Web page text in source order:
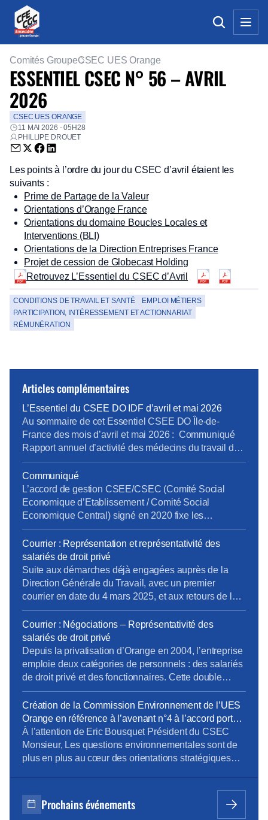
Comités GroupeCSEC UES Orange
ESSENTIEL CSEC N° 56 – AVRIL
2026
CSEC UES ORANGE
11 MAI 2026 - 05H28
PHILLIPE DROUET
Envoyer par email (nouvelle fenêtre)
Partager sur Twitter (nouvelle fenêtre)
Partager sur Facebook (nouvelle fenêtre)
Partager sur LinkedIn (nouvelle fenêtre)
Les points à l’ordre du jour du CSEC d’avril étaient les
suivants :
Prime de Partage de la Valeur
Orientations d’Orange France
Orientations du domaine Boucles Locales et
Interventions (BLI)
Orientations de la Direction Entreprises France
Projet de cession de Globecast Holding
Retrouvez L’Essentiel du CSEC d’Avril
CONDITIONS DE TRAVAIL ET SANTÉ
EMPLOI MÉTIERS
PARTICIPATION, INTÉRESSEMENT ET ACTIONNARIAT
RÉMUNÉRATION
Articles complémentaires
L’Essentiel du CSEE DO IDF d’avril et mai 2026
Au sommaire de cet Essentiel CSEE DO Île-de-
France des mois d’avril et mai 2026 : Communiqué
Rapport annuel d’activité des médecins du travail de
la DO IDF pour 2025 Bilan Plan de Développement
des Compétences 2025 pour la DO IDF Approbation
des comptes annuels du CSEE DO IDF pour 2025
Retour d’expérience sur le projet […]
Communiqué
L’accord de gestion CSEE/CSEC (Comité Social
Economique d’Etablissement / Comité Social
Economique Central) signé en 2020 fixe les
prestations, les services et leur financement entre le
CSEE et le CSEC. Chaque année, les CSEE versent
au CSEC 20,25% de leur budget pour la gestion des
activités (prestations enfance, solidarité, retraites,
gestion des comptes salarié, etc.…). Cet […]
Courrier : Représentation et représentativité des
salariés de droit privé
Suite aux démarches déjà engagées auprès de la
Direction Générale du Travail, avec un premier
courrier en date du 4 mars 2025, et aux retours de la
Direction Générale du Travail, la CFE-CGC Orange a
transmis un nouveau courrier. Rappel du contexte :
Depuis la privatisation d’Orange en 2004, l’entreprise
emploie deux catégories de personnels […]
Courrier : Négociations – Représentativité des
salariés de droit privé
Depuis la privatisation d’Orange en 2004, l’entreprise
emploie deux catégories de personnels : des salariés
de droit privé et des fonctionnaires. Cette double
composante rend nécessaire une distinction claire
des périmètres électoraux, notamment pour
déterminer la représentativité syndicale au regard de
la convention collective des télécommunications. Or,
à l’issue des élections professionnelles de novembre
2023, […]
Création de la Commission Environnement de l’UES
Orange en référence à l’avenant n°4 à l’accord portant
sur le dialogue social au sein de l’UES Orange _
document du 24 octobre 2023
À l’attention de Eric Bousquet Président du CSEC
Monsieur, Les questions environnementales sont de
plus en plus au cœur des orientations stratégiques
Fallacher dans le Live « Lancement du programme
Carbone » du 6/12 dernier, « c’est une priorité
Prochains événements